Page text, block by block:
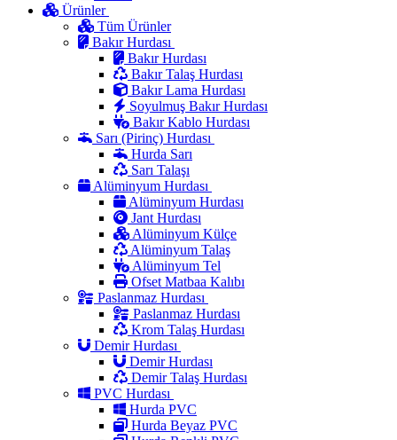
Ürünler
Tüm Ürünler
Bakır Hurdası
Bakır Hurdası
Bakır Talaş Hurdası
Bakır Lama Hurdası
Soyulmuş Bakır Hurdası
Bakır Kablo Hurdası
Sarı (Pirinç) Hurdası
Hurda Sarı
Sarı Talaşı
Alüminyum Hurdası
Alüminyum Hurdası
Jant Hurdası
Alüminyum Külçe
Alüminyum Talaş
Alüminyum Tel
Ofset Matbaa Kalıbı
Paslanmaz Hurdası
Paslanmaz Hurdası
Krom Talaş Hurdası
Demir Hurdası
Demir Hurdası
Demir Talaş Hurdası
PVC Hurdası
Hurda PVC
Hurda Beyaz PVC